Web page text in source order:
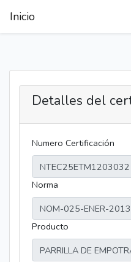
Inicio
Detalles del
Numero Certificación
Norma
Producto